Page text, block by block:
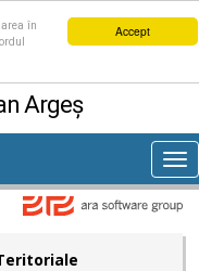
Accept
în
Argeș